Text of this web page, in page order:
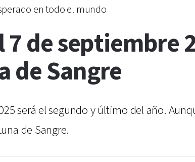
en todo el mundo
7 de septiembre
de Sangre
será el segundo y último del año.
de Sangre.